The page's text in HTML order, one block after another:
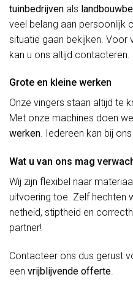
tuinbedrijven als
veel belang aan persoonlijk
situatie gaan bekijken. Voor
kan u ons altijd contacteren.
Grote en kleine werken
Onze vingers staan altijd te
Met onze machines doen we
werken. Iedereen kan bij
Wat u van ons mag
Wij zijn flexibel naar
uitvoering toe. Zelf hechten
netheid, stiptheid en
partner!
Contacteer ons dus gerust
een vrijblijvende offerte.